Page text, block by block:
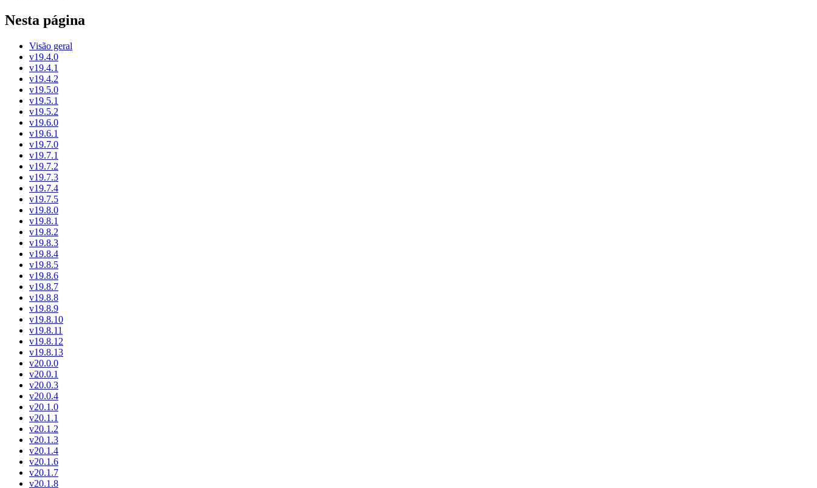
Nesta página
Visão geral
v19.4.0
v19.4.1
v19.4.2
v19.5.0
v19.5.1
v19.5.2
v19.6.0
v19.6.1
v19.7.0
v19.7.1
v19.7.2
v19.7.3
v19.7.4
v19.7.5
v19.8.0
v19.8.1
v19.8.2
v19.8.3
v19.8.4
v19.8.5
v19.8.6
v19.8.7
v19.8.8
v19.8.9
v19.8.10
v19.8.11
v19.8.12
v19.8.13
v20.0.0
v20.0.1
v20.0.3
v20.0.4
v20.1.0
v20.1.1
v20.1.2
v20.1.3
v20.1.4
v20.1.6
v20.1.7
v20.1.8